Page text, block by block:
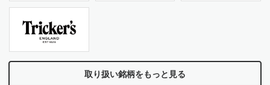
取り扱い銘柄をもっと見る